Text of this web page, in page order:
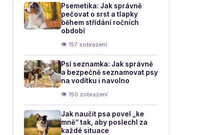
Psemetika: Jak správně
pečovat o srst a tlapky
během střídání ročních
období
👁 157 zobrazení
Psí seznamka: Jak správně
a bezpečně seznamovat psy
na vodítku i navolno
👁 150 zobrazení
Jak naučit psa povel „ke
mně“ tak, aby poslechl za
každé situace